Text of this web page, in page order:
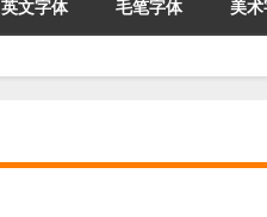
英文字体 毛笔字体 美术